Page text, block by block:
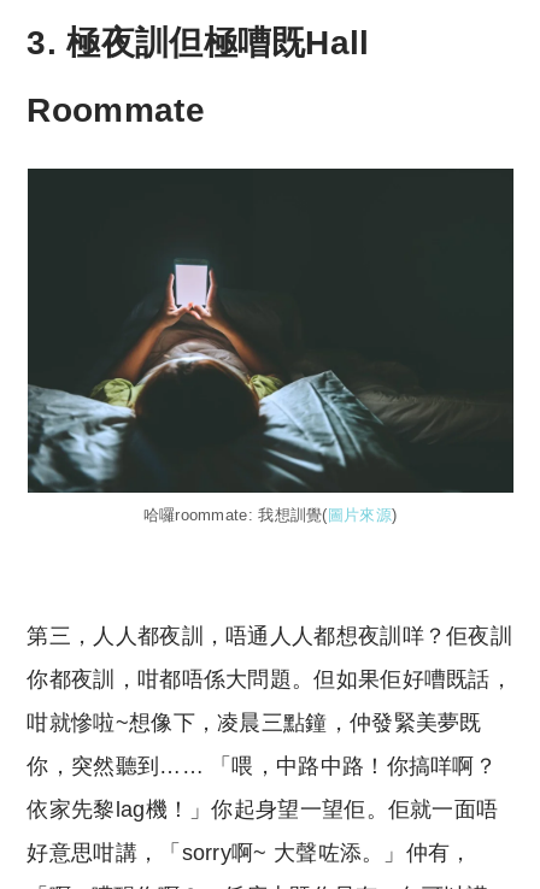
3. 極夜訓但極嘈既Hall
Roommate
哈囉roommate: 我想訓覺( 圖片來源)
第三，人人都夜訓，唔通人人都想夜訓咩？佢夜訓
你都夜訓，咁都唔係大問題。但如果佢好嘈既話，
咁就慘啦~想像下，凌晨三點鐘，仲發緊美夢既
你，突然聽到…… 「喂，中路中路！你搞咩啊？
依家先黎lag機！」你起身望一望佢。佢就一面唔
好意思咁講，「sorry啊~ 大聲咗添。」仲有，